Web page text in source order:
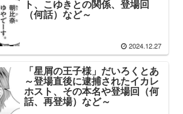
ト、こゆきとの関係、登場回
（何話）など～
2024.12.27
「星屑の王子様」だいろくとあ
～登場直後に逮捕されたイカレ
ホスト、その本名や登場回（何
話、再登場）など～